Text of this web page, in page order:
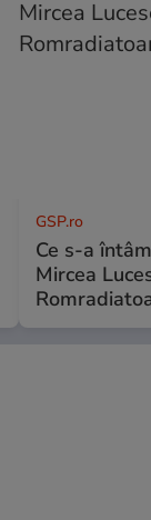
GSP.ro
Ce s-a
Mircea